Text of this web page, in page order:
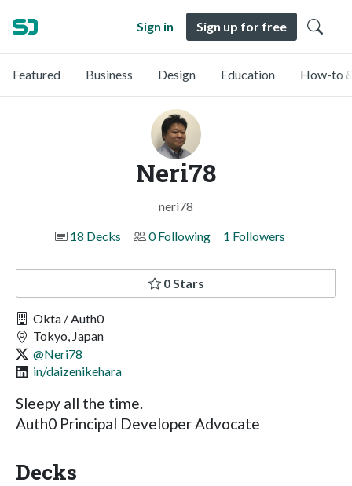
Sign in Sign up for free
Featured Business Design Education How-to
Neri78
neri78
18 Decks
0 Following 1 Followers
0 Stars
Okta / Auth0
Tokyo, Japan
@Neri78
in/daizenikehara
Sleepy all the time.
Auth0 Principal Developer Advocate
Decks